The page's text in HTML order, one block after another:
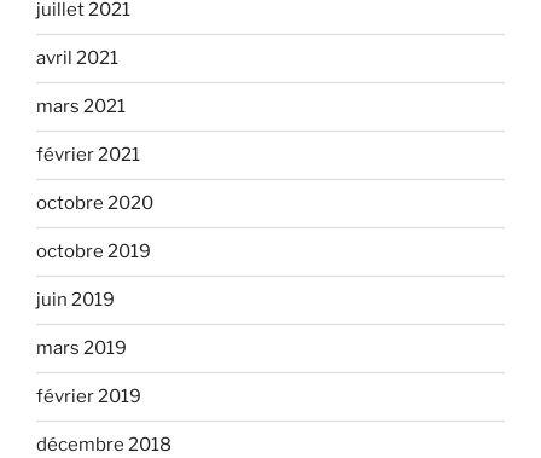
juillet 2021
avril 2021
mars 2021
février 2021
octobre 2020
octobre 2019
juin 2019
mars 2019
février 2019
décembre 2018